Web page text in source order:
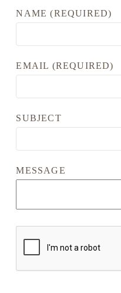
NAME (REQUIRED)
EMAIL (REQUIRED)
SUBJECT
MESSAGE